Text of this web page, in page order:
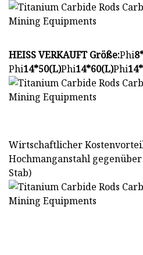
HEISS VERKAUFT Größe:Phi
Phi14*50(L)Phi14*60(L)Phi
Wirtschaftlicher
Hochmanganstahl
Stab)